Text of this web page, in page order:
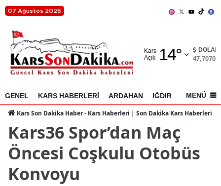
07 Ağustos 2026
Kars
Açık
14°
Adıyaman
Ağrı
Amasya
Ankara
Antalya
DOLAR
47,7070
GENEL KARS HABERLERİ ARDAHAN IĞDIR AKYAKA
MENÜ
Kars Son Dakika Haber - Kars Haberleri | Son Dakika Kars Haberleri
Kars36 Spor’dan Maç
Öncesi Coşkulu Otobüs
Konvoyu